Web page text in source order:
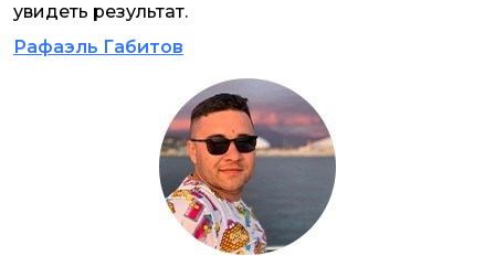
увидеть результат.
Рафаэль Габитов